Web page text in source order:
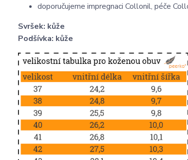
doporučujeme impregnaci Collonil, péče
Svršek: kůže
Podšívka: kůže